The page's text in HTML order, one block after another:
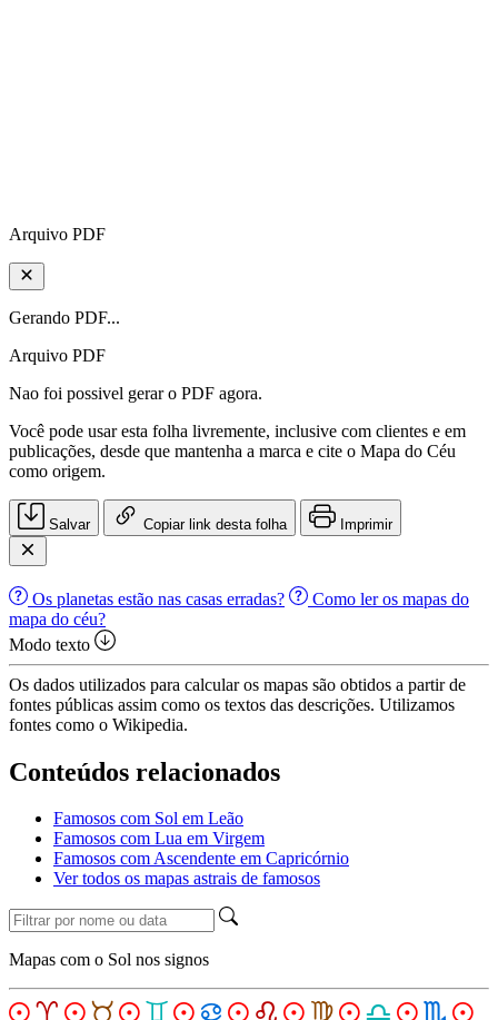
Arquivo PDF
Gerando PDF...
Arquivo PDF
Nao foi possivel gerar o PDF agora.
Você pode usar esta folha livremente, inclusive com clientes e em
publicações, desde que mantenha a marca e cite o Mapa do Céu
como origem.
Salvar Copiar link desta folha Imprimir
Os planetas estão nas casas erradas?
Como ler os mapas do
mapa do céu?
Modo texto
Os dados utilizados para calcular os mapas são obtidos a partir de
fontes públicas assim como os textos das descrições. Utilizamos
fontes como o Wikipedia.
Conteúdos relacionados
Famosos com Sol em Leão
Famosos com Lua em Virgem
Famosos com Ascendente em Capricórnio
Ver todos os mapas astrais de famosos
Mapas com o Sol nos signos